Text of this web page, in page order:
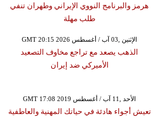
هرمز والبرنامج النووي الإيراني وطهران تنفي
طلب مهلة
GMT 20:15 2026 الإثنين ,03 آب / أغسطس
الذهب يصعد مع تراجع مخاوف التصعيد
الأميركي ضد إيران
GMT 17:08 2019 الأحد ,11 آب / أغسطس
تعيش أجواء هادئة في حياتك المهنية والعاطفية